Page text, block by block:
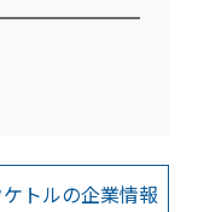
トルの企業情報